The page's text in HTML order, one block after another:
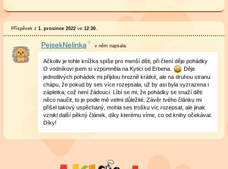
Příspěvek z 1. prosince 2022ve 12:30.
PejsekNelinka v něm napsala:
Ačkoliv je tohle knížka spíše pro menší děti, při čtení děje pohádky
O vodníkovi jsem si vzpomněla na Kytici od Erbena.
Děje
jednotlivých pohádek mi přijdou hrozně krátké, ale na druhou stranu
chápu, že pokud by ses více rozepsala, už by asi byla vyzrazena i
zápletka, což není žádoucí. Líbí se mi, že pohádky se snaží děti
něco naučit, to je podle mě velmi důležité. Závěr tvého článku mi
přišel takový uspěchaný, mohla ses trošku víc rozepsat, ale jinak
vznikl další pěkný článek, díky kterému víme, co od knihy očekávat.
Díky!